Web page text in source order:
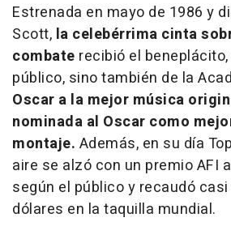
Estrenada en mayo de 1986 y
Scott, la celebérrima cinta
combate recibió el
público, sino también de la
Oscar a la mejor música
nominada al Oscar como
montaje. Además, en su día
aire se alzó con un premio AFI
según el público y recaudó
dólares en la taquilla mundial.